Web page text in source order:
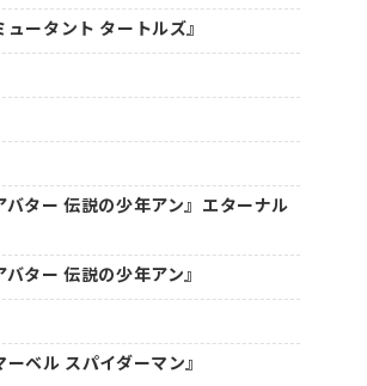
ータント タートルズ』
バター 伝説の少年アン』エターナル
ター 伝説の少年アン』
ベル スパイダーマン』